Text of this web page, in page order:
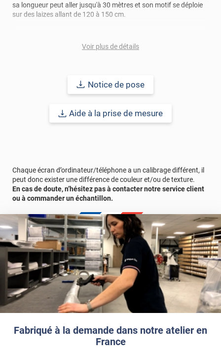
Fabriqué à la demande dans notre atelier en
France
sa longueur peut aller jusqu'à 30 mètres et son motif se déploie
sur des laizes allant de 120 à 150 cm.
vitrage, la surface à coller doit être nettoyée de toutes
Le terme "laize" est équivalent à la hauteur.
Voir plus de détails
Notice de pose
Aide à la prise de mesure
Chaque écran d’ordinateur/téléphone a un calibrage différent, il
peut donc exister une différence de couleur et/ou de texture.
En cas de doute, n’hésitez pas à contacter notre service client
ou à commander un échantillon.